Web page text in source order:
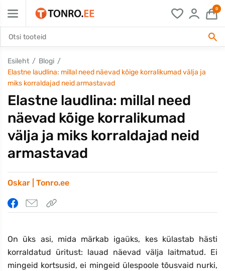
0
Esileht
Blogi
Elastne laudlina: millal need näevad kõige korralikumad välja ja
miks korraldajad neid armastavad
Elastne laudlina: millal need
näevad kõige korralikumad
välja ja miks korraldajad neid
armastavad
Oskar | Tonro.ee
On üks asi, mida märkab igaüks, kes külastab hästi
korraldatud üritust: lauad näevad välja laitmatud. Ei
mingeid kortsusid, ei mingeid ülespoole tõusvaid nurki,